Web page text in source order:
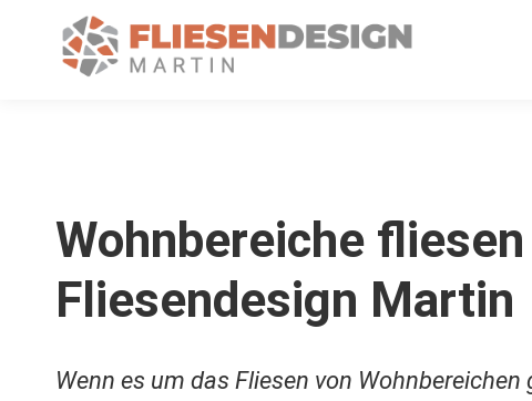
Wohnbereiche
Fliesendesign Martin
Wenn es um das Fliesen von Wohnbereichen